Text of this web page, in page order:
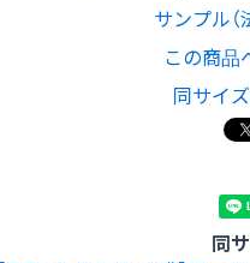
サンプル（
この商品
同サイ
同